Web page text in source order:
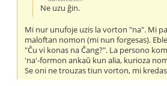
Ne uzu ĝin.
Mi nur unufoje uzis la vorton "na". Mi
maloftan nomon (mi nun forgesas).
"Ĉu vi konas na Ĉang?". La persono
'na'-formon ankaŭ kun alia, kurioza
Se oni ne trouzas tiun vorton, mi